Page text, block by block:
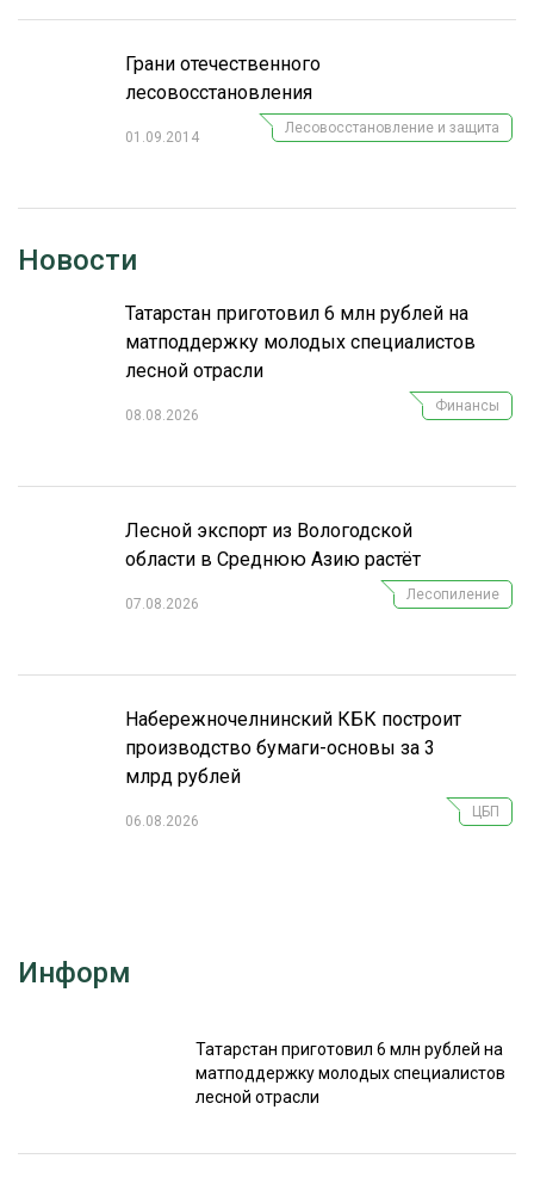
ЛЕСОВОССТАНОВЛЕНИЕ И ЗАЩИТА
ПРОИЗВОДСТВО ДРЕВЕСНЫХ ПЛИТ
КОМПЛЕКСНАЯ ПЕРЕРАБОТКА
ЛЕСОПИЛЕНИЕ
БЕЗОПАСНОЕ ПРОИЗВОДСТВО
СОРТИРОВКА ДРЕВЕСИНЫ
ПОДБОРКИ СТАТЕЙ
Грани отечественного
лесовосстановления
01.09.2014
Лесовосстановление и защита
Новости
Татарстан приготовил 6 млн рублей на
матподдержку молодых специалистов
лесной отрасли
08.08.2026
Финансы
Лесной экспорт из Вологодской
области в Среднюю Азию растёт
07.08.2026
Лесопиление
Набережночелнинский КБК построит
производство бумаги-основы за 3
млрд рублей
06.08.2026
ЦБП
Информ
Татарстан приготовил 6 млн рублей на
матподдержку молодых специалистов
лесной отрасли